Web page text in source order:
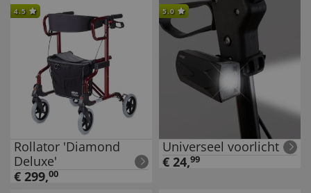
4.5
Rollator 'Diamond
Deluxe'
€ 299,00
5.0
Universeel voorlicht
€ 24,99